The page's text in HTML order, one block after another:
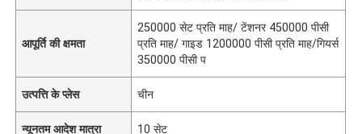
आपूर्ति की क्षमता
250000 सेट प्रति माह/ टेंशनर 450000 पीसी
प्रति माह/ गाइड 1200000 पीसी प्रति माह/गियर्स
350000 पीसी प
उत्पत्ति के प्लेस चीन
न्यूनतम आदेश मात्रा 10 सेट